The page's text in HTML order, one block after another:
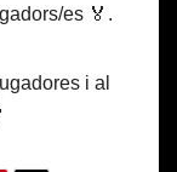
es 🏅.
i al